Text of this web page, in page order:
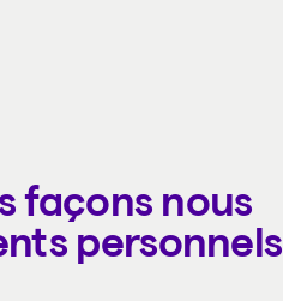
façons nous
personnels